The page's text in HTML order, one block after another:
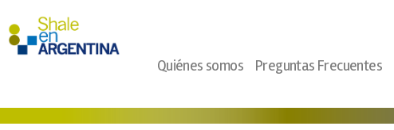
al
contenido
Quiénes somos Preguntas Frecuentes